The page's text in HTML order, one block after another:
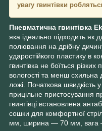
увагу гвинтівки
Пневматична гвинтівка
яка ідеально підходить як
полювання на дрібну
ударостійкого пластику в
гвинтівка не боїться
вологості та менш схильна
ложі. Початкова швидкість у
прицільне пристосування
гвинтівці встановлена
сошки для комфортної
мм, ширина — 70 мм, вага